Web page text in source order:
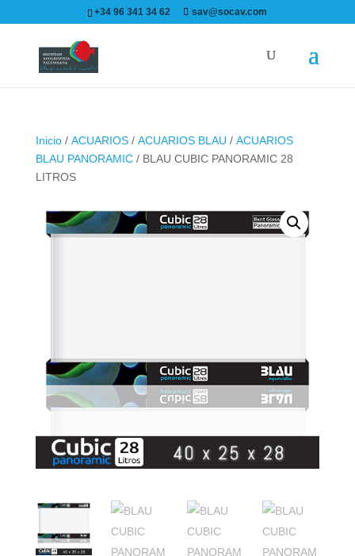
+34 96 341 34 62 sav@socav.com
Inicio/ ACUARIOS/ ACUARIOS BLAU / ACUARIOS
BLAU PANORAMIC/ BLAU CUBIC PANORAMIC 28
LITROS